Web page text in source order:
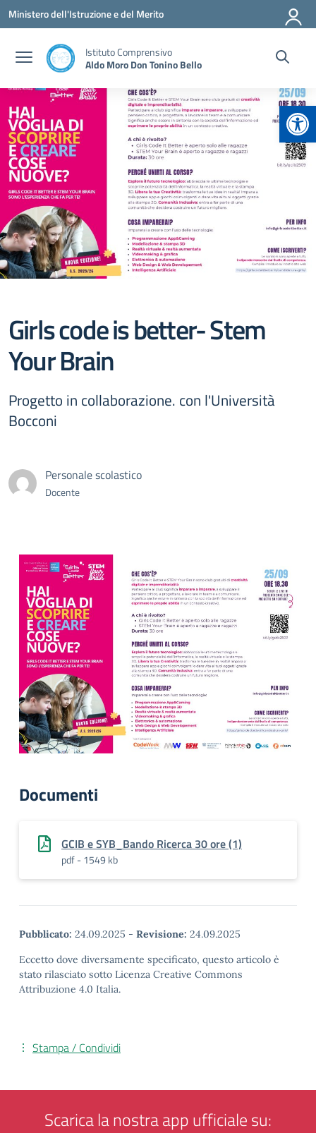
Vai ai contenuti
Vai al menu di navigazione
Vai al footer
Ministero dell'Istruzione e del Merito
Istituto Comprensivo
Aldo Moro Don Tonino Bello
Girls code is better- Stem
Your Brain
Progetto in collaborazione. con l'Università
Bocconi
Personale scolastico
Docente
Documenti
GCIB e SYB_Bando Ricerca 30 ore (1)
pdf - 1549 kb
Pubblicato: 24.09.2025 - Revisione: 24.09.2025
Eccetto dove diversamente specificato, questo articolo è
stato rilasciato sotto Licenza Creative Commons
Attribuzione 4.0 Italia.
Stampa / Condividi
Scarica la nostra app ufficiale su: